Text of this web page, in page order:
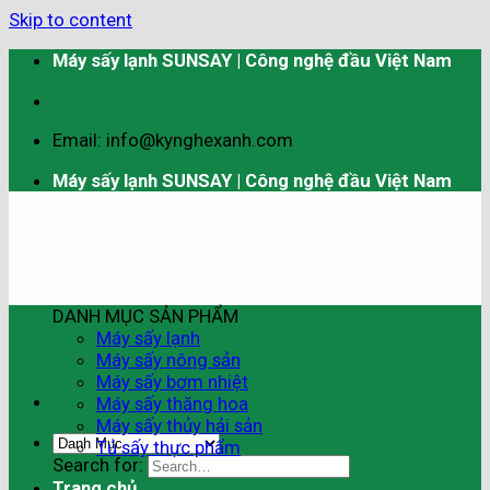
Skip to content
Máy sấy lạnh SUNSAY | Công nghệ đầu Việt Nam
Email: info@kynghexanh.com
Máy sấy lạnh SUNSAY | Công nghệ đầu Việt Nam
Search for:
DANH MỤC SẢN PHẨM
Máy sấy lạnh
Máy sấy nông sản
Máy sấy bơm nhiệt
Máy sấy thăng hoa
Máy sấy thủy hải sản
Tủ sấy thực phẩm